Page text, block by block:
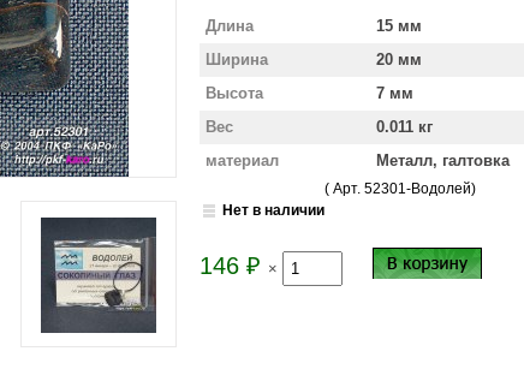
Длина
15 мм
Ширина
20 мм
Высота
7 мм
Вес
0.011 кг
материал
Металл, галтовка
( Арт. 52301-Водолей)
Нет в наличии
146 ₽ ×